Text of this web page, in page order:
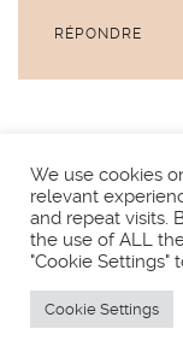
RÉPONDRE
Votre adresse e-
obligatoires
COMMENTAIRE
We use cookies
relevant
and repeat visits.
the use of ALL
"Cookie Settings"
Cookie Settings